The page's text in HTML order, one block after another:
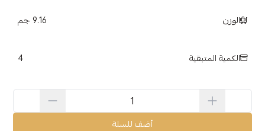
الوزن 9.16 جم
الكمية المتبقية 4
أضف للسلة